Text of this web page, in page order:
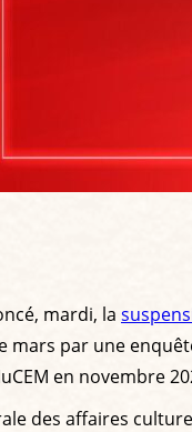
mardi, la
mars par une
en novembre
des affaires